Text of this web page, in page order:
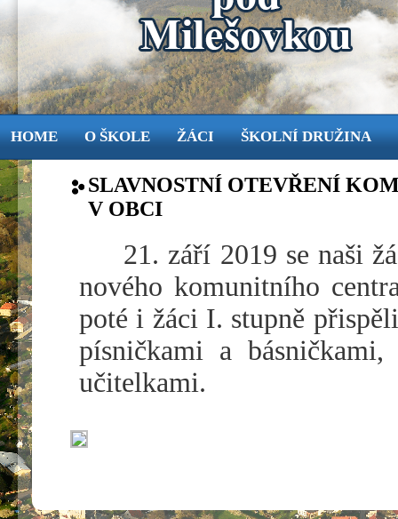
HOME O ŠKOLE ŽÁCI ŠKOLNÍ DRUŽINA
SLAVNOSTNÍ OTEVŘENÍ
V OBCI
21. září 2019 se naši
nového komunitního
poté i žáci I. stupně
písničkami a
učitelkami.